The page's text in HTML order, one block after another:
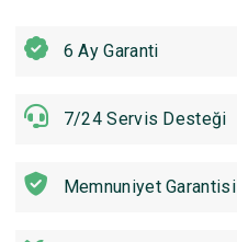
6 Ay Garanti
7/24 Servis Desteği
Memnuniyet Garantisi